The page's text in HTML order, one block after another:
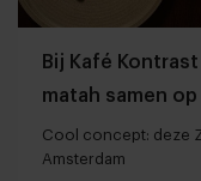
Bij Kafé
matah samen
Cool concept: deze
Amsterdam